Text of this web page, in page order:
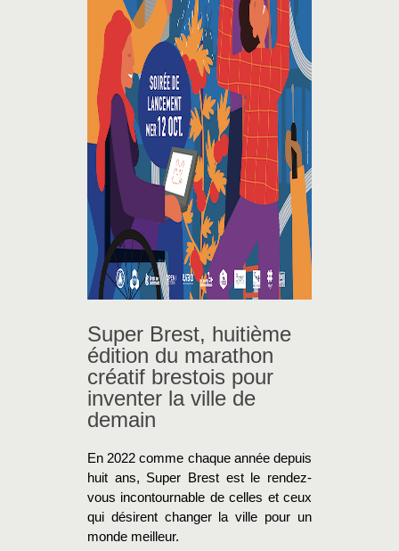
Super Brest, huitième
édition du marathon
créatif brestois pour
inventer la ville de
demain
En 2022 comme chaque année depuis
huit ans, Super Brest est le rendez-
vous incontournable de celles et ceux
qui désirent changer la ville pour un
monde meilleur.